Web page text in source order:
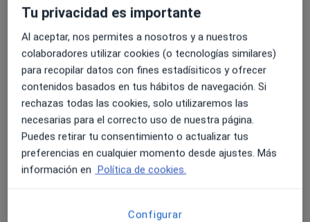
Anteriormente, también me desempeñé como
monitor deportivo para personas con diagnóstico de
espectro autista en centros de educación especial.
Actualmente, ejerzo como psicólogo en el Centro
Neptuno y en el Centro Proyecta, dos centros
dedicados al desarrollo integral de personas con
discapacidad o neurodivergencia.
Estoy comprometido en ofrecer un acompañamiento
cercano y profesional, adaptado a las necesidades
individuales de cada persona. Si buscas un apoyo
Tu privacidad es importante
Al aceptar, nos permites a nosotros y a nuestros
colaboradores utilizar cookies (o tecnologías similares)
para recopilar datos con fines estadísiticos y ofrecer
contenidos basados en tus hábitos de navegación. Si
rechazas todas las cookies, solo utilizaremos las
necesarias para el correcto uso de nuestra página.
Puedes retirar tu consentimiento o actualizar tus
preferencias en cualquier momento desde ajustes. Más
información en Política de cookies.
Configurar